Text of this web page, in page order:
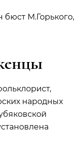
бюст М.Горького,
народных